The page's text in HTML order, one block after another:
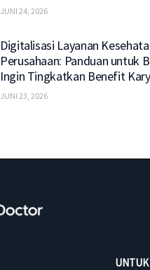
JUNI 24, 2026
Digitalisasi Layanan
Perusahaan: Panduan untuk
Ingin Tingkatkan Benefit
JUNI 23, 2026